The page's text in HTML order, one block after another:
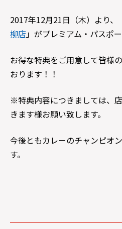
2017年12月21日（木）より、
柳店」がプレミアム・パスポ
お得な特典をご用意して皆様
おります！！
※特典内容につきましては、
きます様お願い致します。
今後ともカレーのチャンピオ
す。